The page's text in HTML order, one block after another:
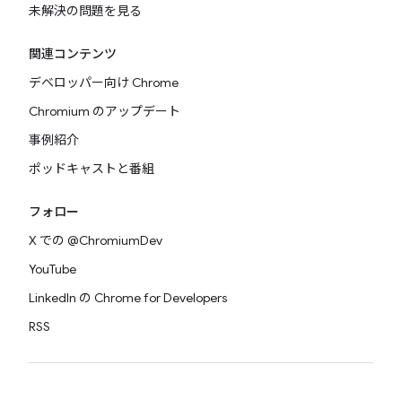
未解決の問題を見る
関連コンテンツ
デベロッパー向け Chrome
Chromium のアップデート
事例紹介
ポッドキャストと番組
フォロー
X での @ChromiumDev
YouTube
LinkedIn の Chrome for Developers
RSS